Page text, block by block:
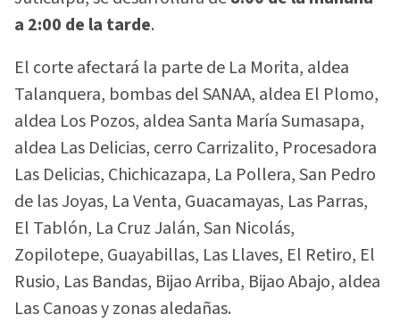
a 2:00 de la tarde.
El corte afectará la parte de La Morita, aldea
Talanquera, bombas del SANAA, aldea El Plomo,
aldea Los Pozos, aldea Santa María Sumasapa,
aldea Las Delicias, cerro Carrizalito, Procesadora
Las Delicias, Chichicazapa, La Pollera, San Pedro
de las Joyas, La Venta, Guacamayas, Las Parras,
El Tablón, La Cruz Jalán, San Nicolás,
Zopilotepe, Guayabillas, Las Llaves, El Retiro, El
Rusio, Las Bandas, Bijao Arriba, Bijao Abajo, aldea
Las Canoas y zonas aledañas.